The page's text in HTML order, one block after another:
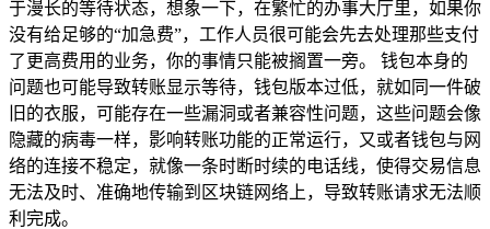
于漫长的等待状态，想象一下，在繁忙的办事大厅里，如果你
没有给足够的“加急费”，工作人员很可能会先去处理那些支付
了更高费用的业务，你的事情只能被搁置一旁。 钱包本身的
问题也可能导致转账显示等待，钱包版本过低，就如同一件破
旧的衣服，可能存在一些漏洞或者兼容性问题，这些问题会像
隐藏的病毒一样，影响转账功能的正常运行，又或者钱包与网
络的连接不稳定，就像一条时断时续的电话线，使得交易信息
无法及时、准确地传输到区块链网络上，导致转账请求无法顺
利完成。